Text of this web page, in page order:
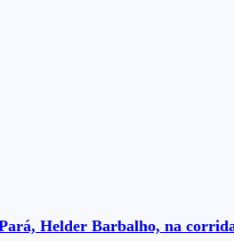
Helder Barbalho, na